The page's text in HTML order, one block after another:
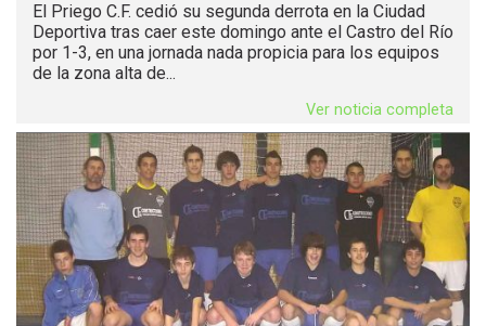
El Priego C.F. cedió su segunda derrota en la Ciudad
Deportiva tras caer este domingo ante el Castro del Río
por 1-3, en una jornada nada propicia para los equipos
de la zona alta de...
Ver noticia completa